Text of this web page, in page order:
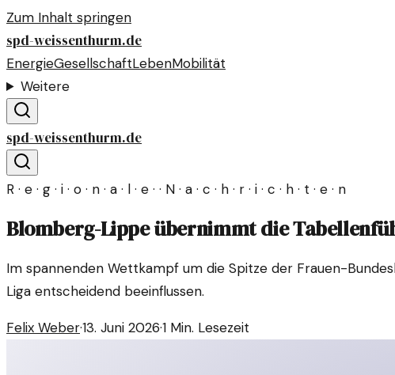
Zum Inhalt springen
spd-weissenthurm.de
EnergieGesellschaftLebenMobilität
Weitere
spd-weissenthurm.de
R · e · g · i · o · n · a · l · e · · N · a · c · h · r · i · c · h · t · e · n
Blomberg-Lippe übernimmt die
Im spannenden Wettkampf um die Spitze der Frauen-
Liga entscheidend beeinflussen.
Felix Weber·13. Juni 2026·1 Min. Lesezeit